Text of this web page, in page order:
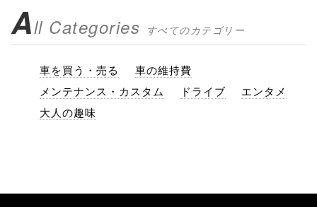
All Categories すべてのカテゴリー
車を買う・売る
車の維持費
メンテナンス・カスタム
ドライブ
エンタメ
大人の趣味